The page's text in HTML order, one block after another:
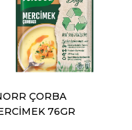
ÇORBA
76GR